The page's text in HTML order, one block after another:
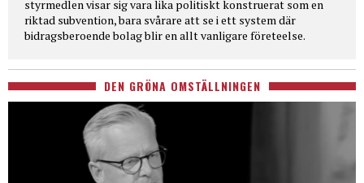
styrmedlen visar sig vara lika politiskt konstruerat som en
riktad subvention, bara svårare att se i ett system där
bidragsberoende bolag blir en allt vanligare företeelse.
DEN GRÖNA OMSTÄLLNINGEN